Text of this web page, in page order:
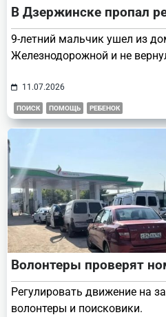
В Дзержинске пропал
9-летний мальчик ушел из
Железнодорожной и не
11.07.2026
ПОИСК ПОМОЩЬ РЕБЕНОК
Волонтеры проверят
Регулировать движение на
волонтеры и поисковики.